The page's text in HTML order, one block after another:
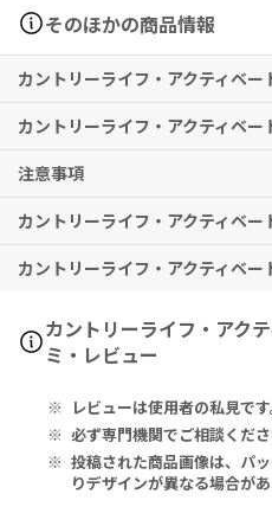
そのほかの商品情報
カントリーライフ・アクティベ
活性炭が食べ物から出るガスを吸
び吸収をサポートします。
※有用性には個人差がありますこ
カントリーライフ・アクティベ
成人の方は食事の30分前に2粒、
日に12粒を超える量を摂取しない
注意事項
本品は、多量摂取により疾病が治
ではありません。1日の摂取目安
ください。
必ず医師にご相談ください。
本品や、含有成分にアレルギーの
ださい。
子供の手の届かないところに保管
直射日光の当たらない涼しい場所
カントリーライフ・アクティベ
特に副作用は報告されておりませ
カントリーライフ・アクティベ
Activated Charcoal 520mg.
derived from pine tree
Contain tree nuts (coconut).
2粒あたり：
カントリーライフ・アク
ミ・レビュー
レビューは使用者の私見です
必ず専門機関でご相談くださ
投稿された商品画像は、パ
りデザインが異なる場合があ